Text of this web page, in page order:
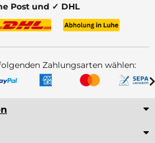
Post und ✓ DHL
Zahlungsarten wählen: